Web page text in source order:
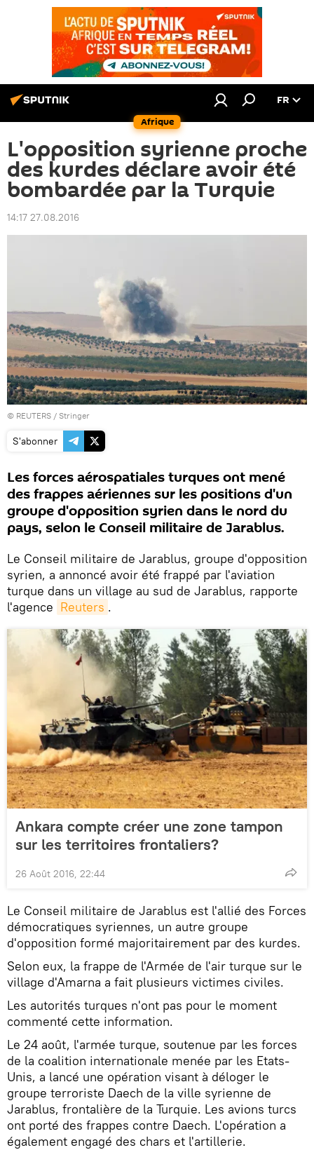
Afrique
FR
L'opposition syrienne proche
des kurdes déclare avoir été
bombardée par la Turquie
14:17 27.08.2016
© REUTERS / Stringer
S'abonner
Les forces aérospatiales turques ont mené
des frappes aériennes sur les positions d'un
groupe d'opposition syrien dans le nord du
pays, selon le Conseil militaire de Jarablus.
Le Conseil militaire de Jarablus, groupe d'opposition
syrien, a annoncé avoir été frappé par l'aviation
turque dans un village au sud de Jarablus, rapporte
l'agence Reuters .
Ankara compte créer une zone tampon
sur les territoires frontaliers?
26 Août 2016, 22:44
Le Conseil militaire de Jarablus est l'allié des Forces
démocratiques syriennes, un autre groupe
d'opposition formé majoritairement par des kurdes.
Selon eux, la frappe de l'Armée de l'air turque sur le
village d'Amarna a fait plusieurs victimes civiles.
Les autorités turques n'ont pas pour le moment
commenté cette information.
Le 24 août, l'armée turque, soutenue par les forces
de la coalition internationale menée par les Etats-
Unis, a lancé une opération visant à déloger le
groupe terroriste Daech de la ville syrienne de
Jarablus, frontalière de la Turquie. Les avions turcs
ont porté des frappes contre Daech. L'opération a
également engagé des chars et l'artillerie.